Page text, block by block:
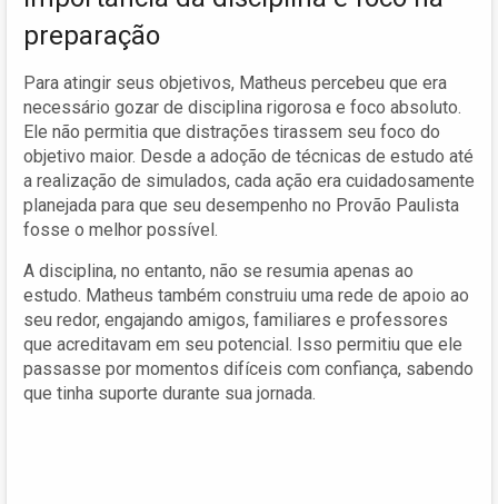
preparação
Para atingir seus objetivos, Matheus percebeu que era
necessário gozar de disciplina rigorosa e foco absoluto.
Ele não permitia que distrações tirassem seu foco do
objetivo maior. Desde a adoção de técnicas de estudo até
a realização de simulados, cada ação era cuidadosamente
planejada para que seu desempenho no Provão Paulista
fosse o melhor possível.
A disciplina, no entanto, não se resumia apenas ao
estudo. Matheus também construiu uma rede de apoio ao
seu redor, engajando amigos, familiares e professores
que acreditavam em seu potencial. Isso permitiu que ele
passasse por momentos difíceis com confiança, sabendo
que tinha suporte durante sua jornada.